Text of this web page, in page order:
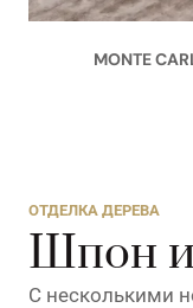
MONTE
ОТДЕЛКА ДЕРЕВА
Шпон и
С несколькими